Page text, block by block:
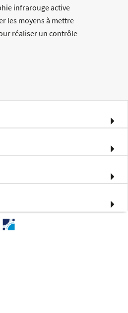
infrarouge active
les moyens à mettre
réaliser un contrôle
les images
au travers d’études
technique dans le
dans des
amenée à réaliser du